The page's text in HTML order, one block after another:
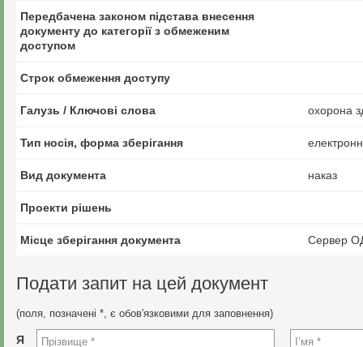
Передбачена законом підстава внесення
документу до категорії з обмеженим
доступом
Строк обмеження доступу
Галузь / Ключові слова охорона
Тип носія, форма зберігання
Вид документа наказ
Проекти рішень
Місце зберігання документа Сервер
Подати запит на цей документ
(поля, позначені *, є обов'язковими для заповнення)
Я